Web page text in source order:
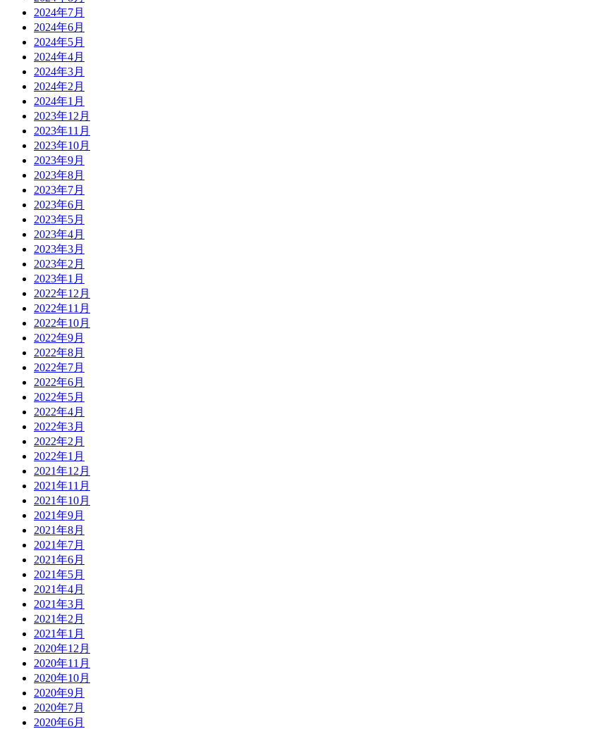
2024年7月
2024年6月
2024年5月
2024年4月
2024年3月
2024年2月
2024年1月
2023年12月
2023年11月
2023年10月
2023年9月
2023年8月
2023年7月
2023年6月
2023年5月
2023年4月
2023年3月
2023年2月
2023年1月
2022年12月
2022年11月
2022年10月
2022年9月
2022年8月
2022年7月
2022年6月
2022年5月
2022年4月
2022年3月
2022年2月
2022年1月
2021年12月
2021年11月
2021年10月
2021年9月
2021年8月
2021年7月
2021年6月
2021年5月
2021年4月
2021年3月
2021年2月
2021年1月
2020年12月
2020年11月
2020年10月
2020年9月
2020年7月
2020年6月